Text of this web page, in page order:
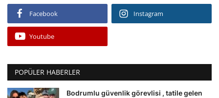
Facebook Instagram
Youtube
POPÜLER HABERLER
Bodrumlu güvenlik görevlisi , tatile gelen